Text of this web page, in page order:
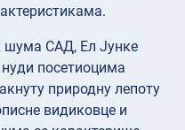
шума САД, Ел Јунке
посетиоцима
природну лепоту
видиковце и